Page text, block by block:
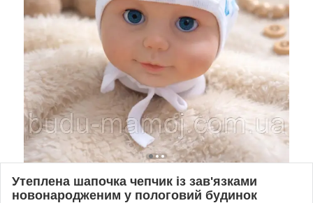
Утеплена шапочка чепчик із зав'язками
новонародженим у пологовий будинок